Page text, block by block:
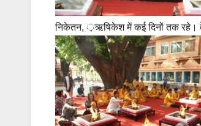
निकेतन, ़ऋषिकेश में कई दिनों तक रहे। वे